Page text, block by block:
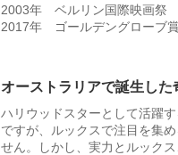
2003年 ベルリン国際映画祭
2017年 ゴールデングローブ
オーストラリアで誕生した
ハリウッドスターとして活躍
ですが、ルックスで注目を集
せん。しかし、実力とルック